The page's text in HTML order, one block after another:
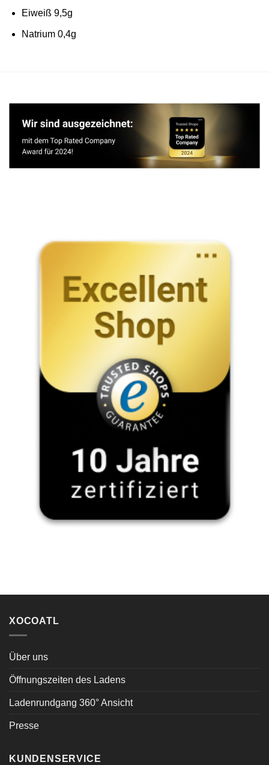
Eiweiß 9,5g
Natrium 0,4g
XOCOATL
Über uns
Öffnungszeiten des Ladens
Ladenrundgang 360° Ansicht
Presse
KUNDENSERVICE